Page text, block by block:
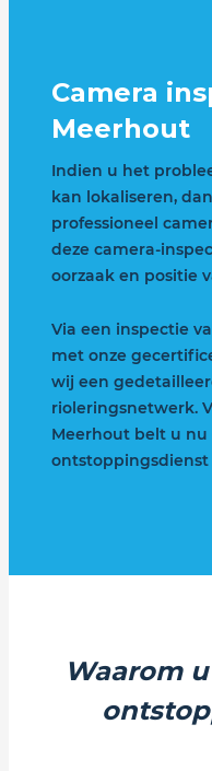
Camera
Meerhout
Indien u het
kan lokaliseren,
professioneel
deze camera-
oorzaak en positie
Via een inspectie
met onze
wij een
rioleringsnetwerk.
Meerhout belt u
Waarom